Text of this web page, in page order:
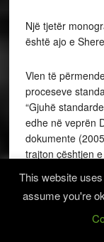
Një tjetër
është ajo e
Vlen të
proceseve
“Gjuhë
edhe në veprën
dokumente
trajton çështjen
Prishtinë e
të planifikimit
statusit të saj
This website
assume you're